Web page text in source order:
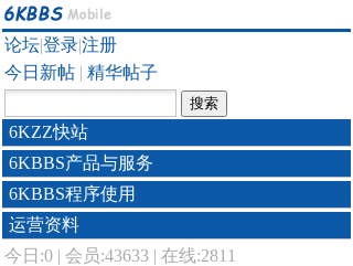
论坛|登录|注册
今日新帖 | 精华帖子
6KZZ快站
6KBBS产品与服务
6KBBS程序使用
运营资料
今日:0 | 会员:43633 | 在线:2811